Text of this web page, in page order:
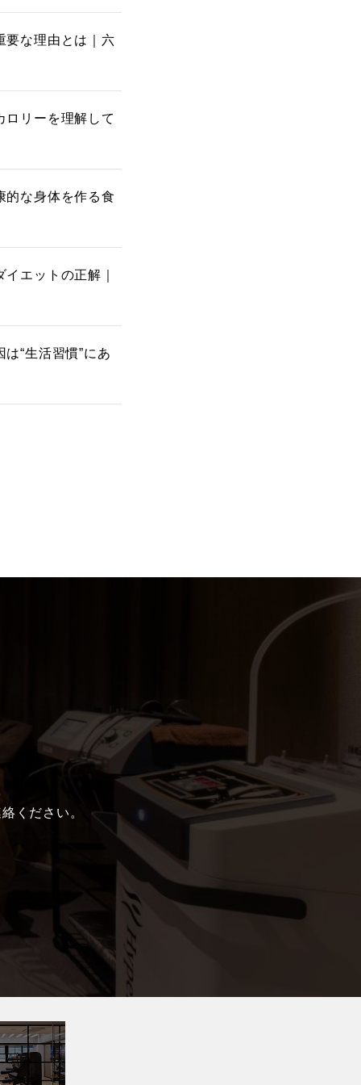
要な理由とは｜六
ロリーを理解して
的な身体を作る食
エットの正解｜
“生活習慣”にあ
ください。